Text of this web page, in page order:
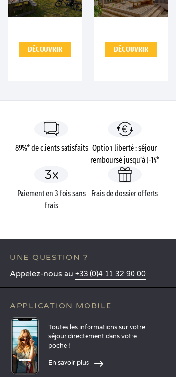
DÉCOUVRIR DÉCOUVRIR
89%* de clients satisfaits Option liberté : séjour
remboursé jusqu’à J-14*
Paiement en 3 fois sans
frais
Frais de dossier offerts
UNE QUESTION ?
Appelez-nous au +33 (0)4 11 32 90 00
APPLICATION MOBILE
Toutes les informations sur votre
séjour directement dans votre
poche !
En savoir plus